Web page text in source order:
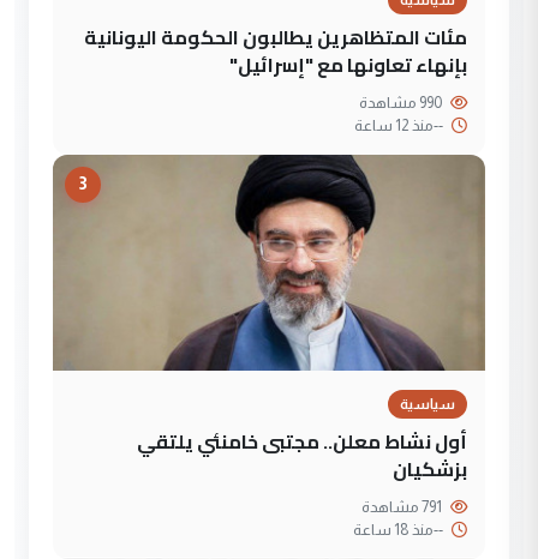
مئات المتظاهرين يطالبون الحكومة اليونانية
بإنهاء تعاونها مع "إسرائيل"
--منذ 12 ساعة
3
سياسية
أول نشاط معلن.. مجتبى خامنئي يلتقي
بزشكيان
--منذ 18 ساعة